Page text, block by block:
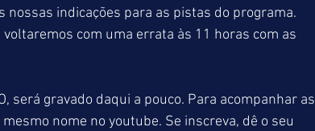
indicações para as pistas do programa.
com uma errata às 11 horas com as
será gravado daqui a pouco. Para acompanhar as
nome no youtube. Se inscreva, dê o seu